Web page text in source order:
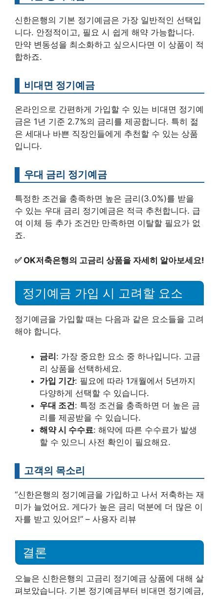
신한은행의 기본 정기예금은 가장 일반적인 선택입
니다. 안정적이고, 필요 시 쉽게 해약 가능합니다.
만약 변동성을 최소화하고 싶으시다면 이 상품이 적
합하죠.
비대면 정기예금
온라인으로 간편하게 가입할 수 있는 비대면 정기예
금은 1년 기준 2.7%의 금리를 제공합니다. 특히 젊
은 세대나 바쁜 직장인들에게 추천할 수 있는 상품
입니다.
우대 금리 정기예금
특정한 조건을 충족하면 높은 금리(3.0%)를 받을
수 있는 우대 금리 정기예금은 적극 추천합니다. 급
여 이체 등 추가 조건만 만족하면 이탈할 필요가 없
죠.
✅ OK저축은행의 고금리 상품을 자세히 알아보세요!
정기예금 가입 시 고려할 요소
정기예금을 가입할 때는 다음과 같은 요소들을 고려
해야 합니다.
금리: 가장 중요한 요소 중 하나입니다. 고금
리 상품을 선택하세요.
가입 기간: 필요에 따라 1개월에서 5년까지
다양하게 선택할 수 있습니다.
우대 조건: 특정 조건을 충족하면 더 높은 금
리를 제공받을 수 있습니다.
해약 시 수수료: 해약에 따른 수수료가 발생
할 수 있으니 사전 확인이 필요해요.
고객의 목소리
“신한은행의 정기예금을 가입하고 나서 저축하는 재
미가 늘었어요. 게다가 높은 금리 덕분에 더 많은 이
자를 받고 있어요!” – 사용자 리뷰
결론
오늘은 신한은행의 고금리 정기예금 상품에 대해 살
펴보았습니다. 기본 정기예금부터 비대면 정기예금,